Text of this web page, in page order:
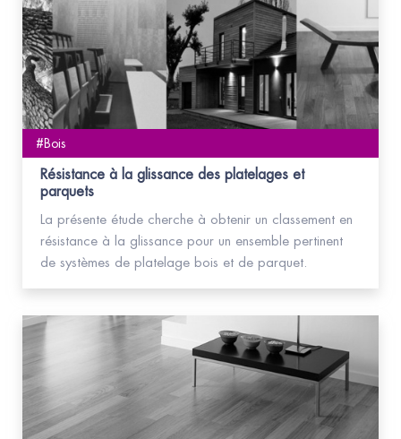
#Bois
Résistance à la glissance des platelages et
parquets
La présente étude cherche à obtenir un classement en
résistance à la glissance pour un ensemble pertinent
de systèmes de platelage bois et de parquet.